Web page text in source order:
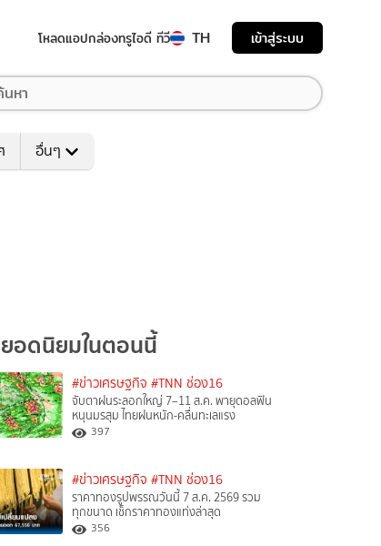
โหลดแอปกล่องทรูไอดี ทีวี TH เข้าสู่ระบบ
อื่นๆ
ยอดนิยมในตอนนี้
#ข่าวเศรษฐกิจ #TNN ช่อง16
จับตาฝนระลอกใหญ่ 7–11 ส.ค. พายุดอลฟิน
หนุนมรสุม ไทยฝนหนัก-คลื่นทะเลแรง
397
#ข่าวเศรษฐกิจ #TNN ช่อง16
ราคาทองรูปพรรณวันนี้ 7 ส.ค. 2569 รวม
ทุกขนาด เช็กราคาทองแท่งล่าสุด
356